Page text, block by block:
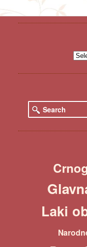
e
r
Laki